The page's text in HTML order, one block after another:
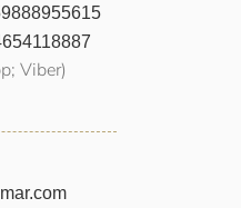
Viber)